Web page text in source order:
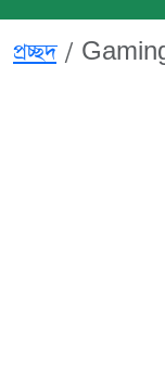
প্রচ্ছদ